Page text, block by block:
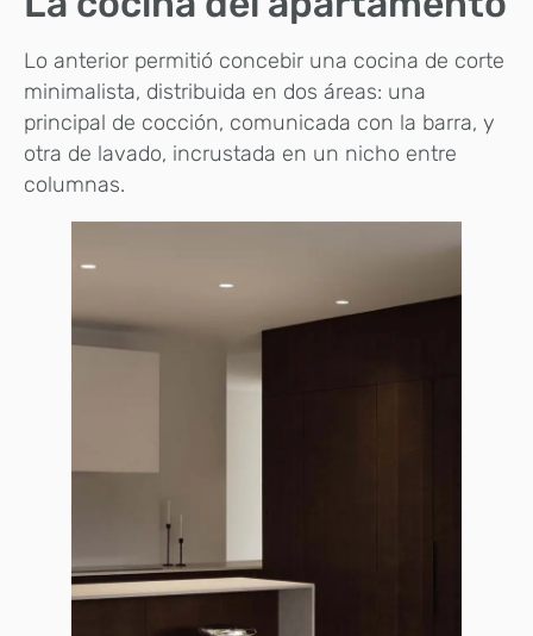
Lo anterior permitió concebir una cocina de corte
minimalista, distribuida en dos áreas: una
principal de cocción, comunicada con la barra, y
otra de lavado, incrustada en un nicho entre
columnas.